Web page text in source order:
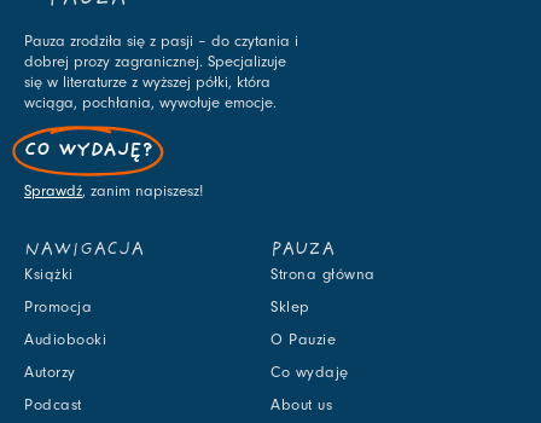
Pauza zrodziła się z pasji – do czytania i
dobrej prozy zagranicznej. Specjalizuje
się w literaturze z wyższej półki, która
wciąga, pochłania, wywołuje emocje.
CO WYDAJĘ?
Sprawdź, zanim napiszesz!
NAWIGACJA
Książki
Promocja
Audiobooki
Autorzy
Podcast
PAUZA
Strona główna
Sklep
O Pauzie
Co wydaję
About us